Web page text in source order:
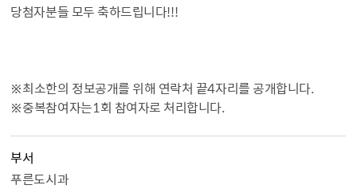
당첨자분들 모두 축하드립니다!!!
※최소한의 정보공개를 위해 연락처 끝4자리를 공개합니다.
※중복참여자는1 회 참여자로 처리합니다.
부서
푸른도시과